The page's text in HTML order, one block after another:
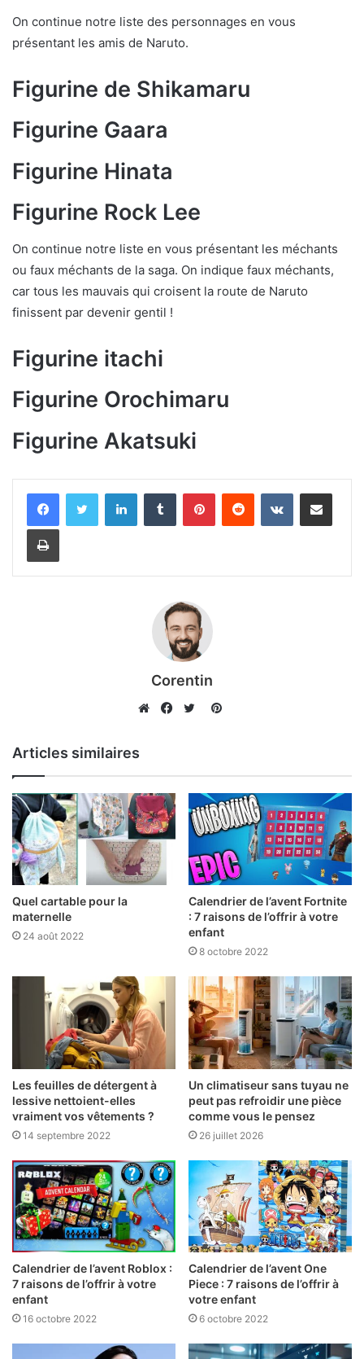
On continue notre liste des personnages en vous
présentant les amis de Naruto.
Figurine de Shikamaru
Figurine Gaara
Figurine Hinata
Figurine Rock Lee
On continue notre liste en vous présentant les méchants
ou faux méchants de la saga. On indique faux méchants,
car tous les mauvais qui croisent la route de Naruto
finissent par devenir gentil !
Figurine itachi
Figurine Orochimaru
Figurine Akatsuki
LinkedinTumblr PinterestReddit VKontaktePartager par email
Imprimer
Corentin
Pinterest
Articles similaires
Quel cartable pour la
maternelle
24 août 2022
Calendrier de l’avent Fortnite
: 7 raisons de l’offrir à votre
enfant
8 octobre 2022
Les feuilles de détergent à
lessive nettoient-elles
vraiment vos vêtements ?
14 septembre 2022
Un climatiseur sans tuyau ne
peut pas refroidir une pièce
comme vous le pensez
26 juillet 2026
Calendrier de l’avent Roblox :
7 raisons de l’offrir à votre
enfant
16 octobre 2022
Calendrier de l’avent One
Piece : 7 raisons de l’offrir à
votre enfant
6 octobre 2022